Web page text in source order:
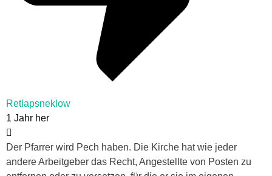
Retlapsneklow
1 Jahr her
Der Pfarrer wird Pech haben. Die Kirche hat wie jeder
andere Arbeitgeber das Recht, Angestellte von Posten zu